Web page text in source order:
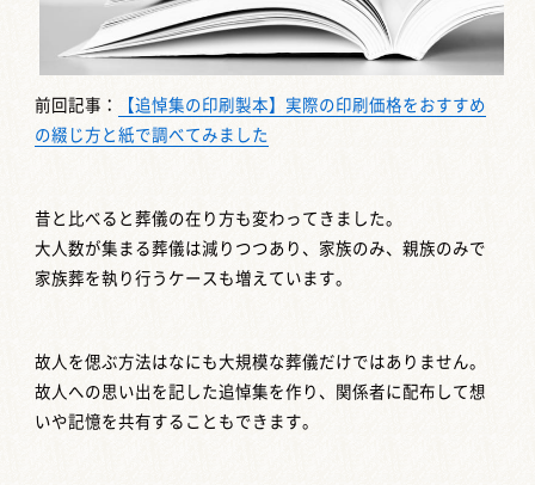
前回記事：
【追悼集の印刷製本】実際の印刷価格をおすすめ
の綴じ方と紙で調べてみました
昔と比べると葬儀の在り方も変わってきました。
大人数が集まる葬儀は減りつつあり、家族のみ、親族のみで
家族葬を執り行うケースも増えています。
故人を偲ぶ方法はなにも大規模な葬儀だけではありません。
故人への思い出を記した追悼集を作り、関係者に配布して想
いや記憶を共有することもできます。